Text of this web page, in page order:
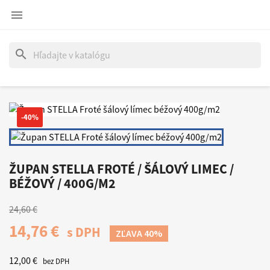

search
-40%
ŽUPAN STELLA FROTÉ / ŠÁLOVÝ LIMEC /
BÉŽOVÝ / 400G/M2
24,60 €
14,76 € s DPH ZĽAVA 40%
12,00 € bez DPH